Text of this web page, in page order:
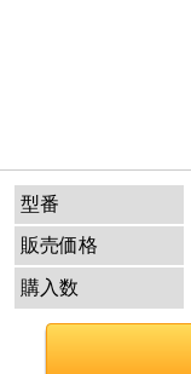
型番
販売価格
購入数